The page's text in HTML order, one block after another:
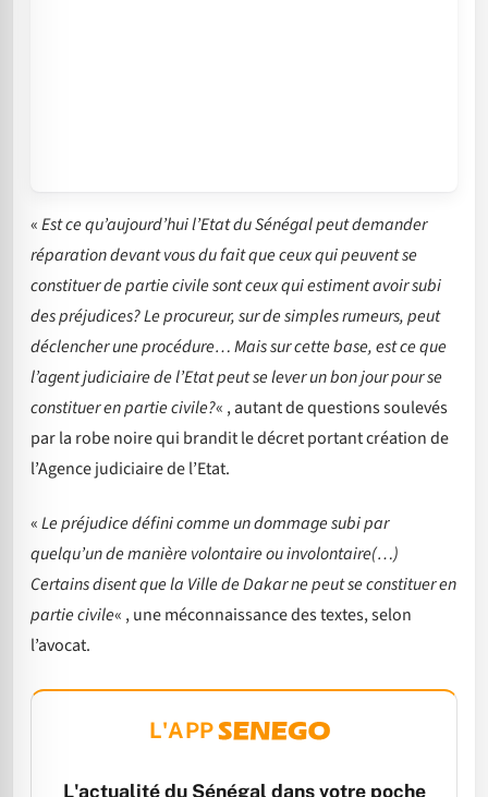
«Est ce qu’aujourd’hui l’Etat du Sénégal peut demander
réparation devant vous du fait que ceux qui peuvent se
constituer de partie civile sont ceux qui estiment avoir subi
des préjudices? Le procureur, sur de simples rumeurs, peut
déclencher une procédure… Mais sur cette base, est ce que
l’agent judiciaire de l’Etat peut se lever un bon jour pour se
constituer en partie civile?« , autant de questions soulevés
par la robe noire qui brandit le décret portant création de
l’Agence judiciaire de l’Etat.
«Le préjudice défini comme un dommage subi par
quelqu’un de manière volontaire ou involontaire(…)
Certains disent que la Ville de Dakar ne peut se constituer en
partie civile« , une méconnaissance des textes, selon
l’avocat.
L'APP
L'actualité du Sénégal dans votre poche